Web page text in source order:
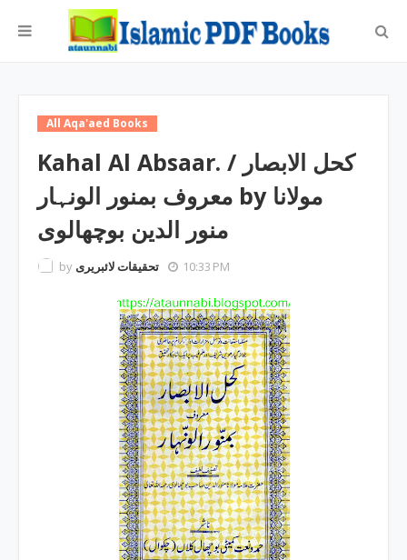
All Aqa'aed Books
Kahal Al Absaar. / کحل الابصار
معروف بمنور الونہار by مولانا
منور الدین بوچھالوی
by تحقیقات لائبریری 10:33 PM